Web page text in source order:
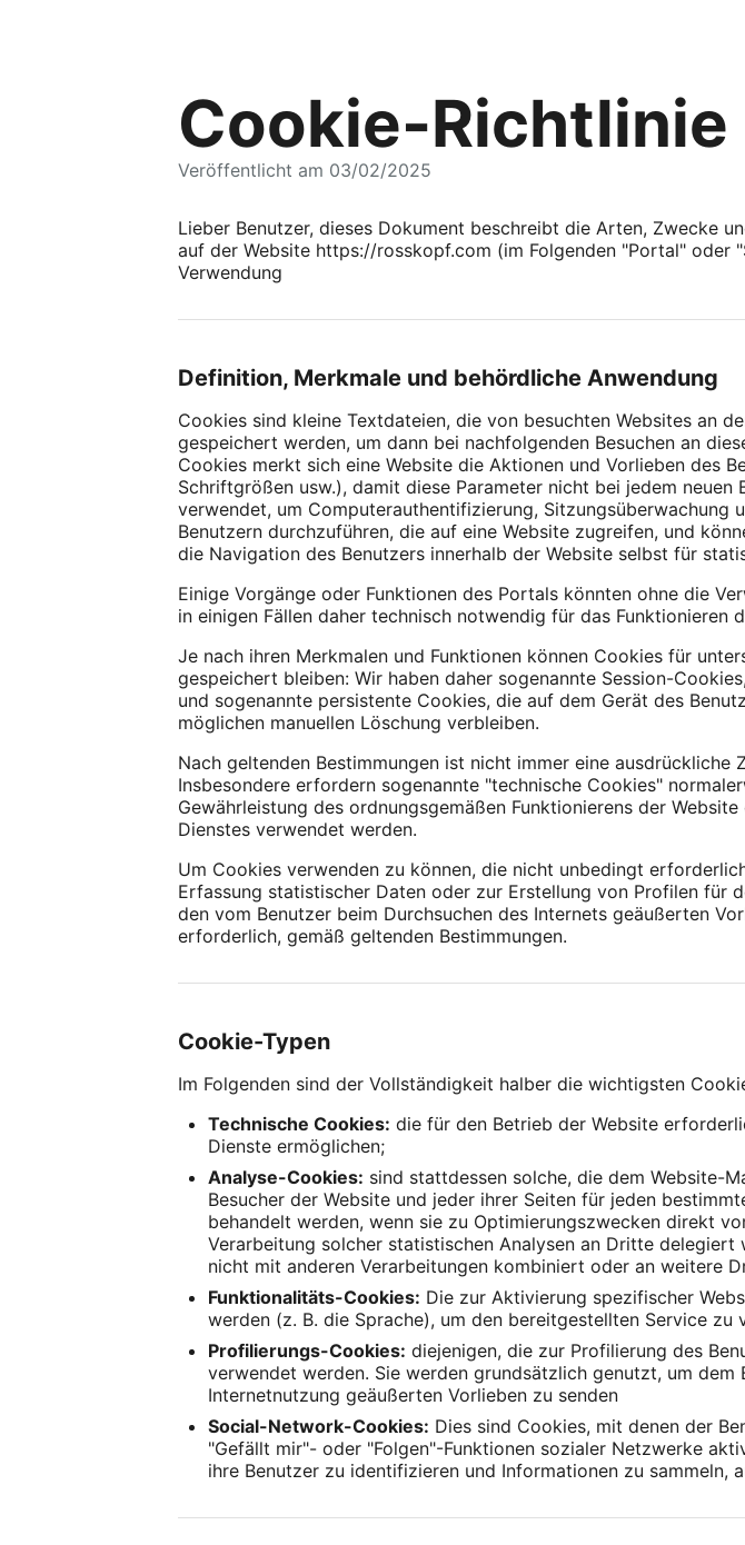
Cookie-Richtlinie
Veröffentlicht am 03/02/2025
Lieber Benutzer, dieses Dokument beschreibt die Arten, Zwecke
auf der Website https://rosskopf.com (im Folgenden "Portal" oder
Verwendung
Definition, Merkmale und behördliche Anwendung
Cookies sind kleine Textdateien, die von besuchten Websites an
gespeichert werden, um dann bei nachfolgenden Besuchen an
Cookies merkt sich eine Website die Aktionen und Vorlieben des
Schriftgrößen usw.), damit diese Parameter nicht bei jedem
verwendet, um Computerauthentifizierung,
Benutzern durchzuführen, die auf eine Website zugreifen, und
die Navigation des Benutzers innerhalb der Website selbst für
Einige Vorgänge oder Funktionen des Portals könnten ohne die
in einigen Fällen daher technisch notwendig für das Funktionieren
Je nach ihren Merkmalen und Funktionen können Cookies für
gespeichert bleiben: Wir haben daher sogenannte Session-
und sogenannte persistente Cookies, die auf dem Gerät des
möglichen manuellen Löschung verbleiben.
Nach geltenden Bestimmungen ist nicht immer eine
Insbesondere erfordern sogenannte "technische Cookies"
Gewährleistung des ordnungsgemäßen Funktionierens der
Dienstes verwendet werden.
Um Cookies verwenden zu können, die nicht unbedingt
Erfassung statistischer Daten oder zur Erstellung von Profilen für
den vom Benutzer beim Durchsuchen des Internets geäußerten
erforderlich, gemäß geltenden Bestimmungen.
Cookie-Typen
Im Folgenden sind der Vollständigkeit halber die wichtigsten
Technische Cookies: die für den Betrieb der Website
Dienste ermöglichen;
Analyse-Cookies: sind stattdessen solche, die dem Website-
Besucher der Website und jeder ihrer Seiten für jeden
behandelt werden, wenn sie zu Optimierungszwecken direkt
Verarbeitung solcher statistischen Analysen an Dritte
nicht mit anderen Verarbeitungen kombiniert oder an weitere
Funktionalitäts-Cookies: Die zur Aktivierung spezifischer
werden (z. B. die Sprache), um den bereitgestellten Service zu
Profilierungs-Cookies: diejenigen, die zur Profilierung des
verwendet werden. Sie werden grundsätzlich genutzt, um
Internetnutzung geäußerten Vorlieben zu senden
Social-Network-Cookies: Dies sind Cookies, mit denen der
"Gefällt mir"- oder "Folgen"-Funktionen sozialer Netzwerke
ihre Benutzer zu identifizieren und Informationen zu sammeln,